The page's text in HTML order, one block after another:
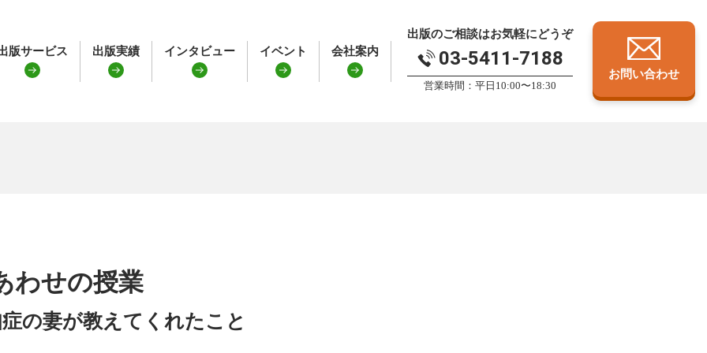
版サービス 出版実績 インタビュー イベント 会社案内
出版のご相談はお気軽にどうぞ
03-5411-7188
営業時間：平日10:00〜18:30
お問い合わせ
わせの授業
の妻が教えてくれたこと